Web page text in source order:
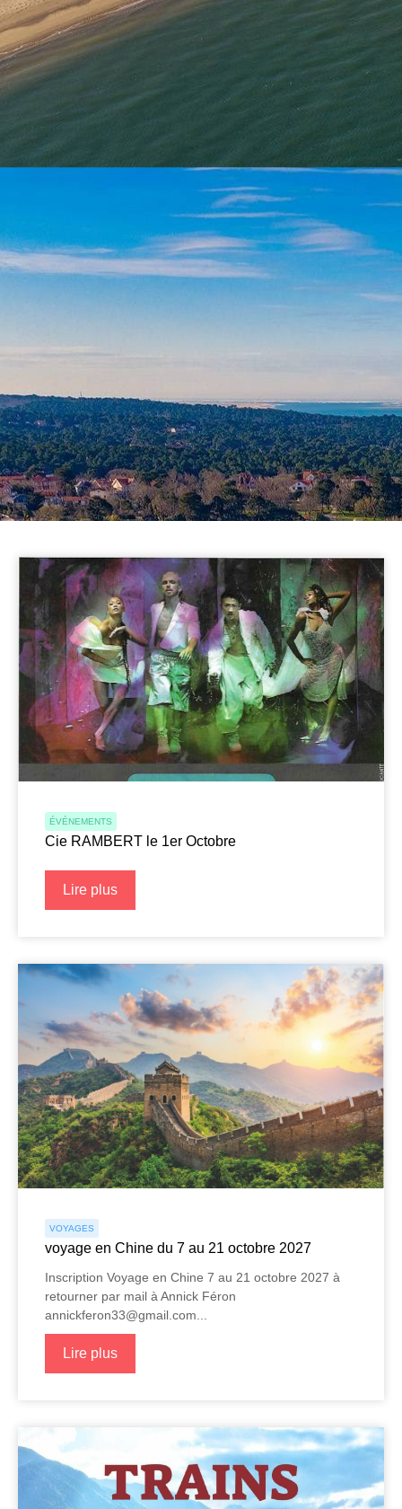
ÉVÉNEMENTS
Cie RAMBERT le 1er Octobre
Lire plus
VOYAGES
voyage en Chine du 7 au 21 octobre 2027
Inscription Voyage en Chine 7 au 21 octobre 2027 à
retourner par mail à Annick Féron
annickferon33@gmail.com...
Lire plus